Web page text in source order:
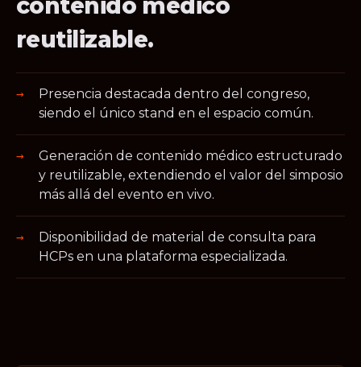
contenido médico
reutilizable.
Presencia destacada dentro del congreso,
siendo el único stand en el espacio común.
Generación de contenido médico estructurado
y reutilizable, extendiendo el valor del simposio
más allá del evento en vivo.
Disponibilidad de material de consulta para
HCPs en una plataforma especializada.